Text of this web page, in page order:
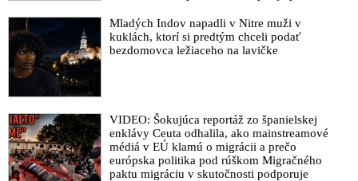
UFO robí nudnou
Mladých Indov napadli v Nitre muži v
kuklách, ktorí si predtým chceli podať
bezdomovca ležiaceho na lavičke
VIDEO: Šokujúca reportáž zo španielskej
enklávy Ceuta odhalila, ako mainstreamové
médiá v EÚ klamú o migrácii a prečo
európska politika pod rúškom Migračného
paktu migráciu v skutočnosti podporuje